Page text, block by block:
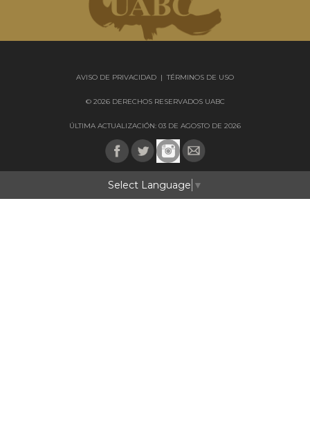
AVISO DE PRIVACIDAD | TÉRMINOS DE USO
© 2026 DERECHOS RESERVADOS UABC
ÚLTIMA ACTUALIZACIÓN: 03 DE AGOSTO DE 2026
Select Language ▼